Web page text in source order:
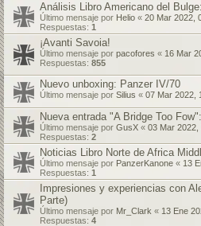
Análisis Libro Americano del
Último mensaje por Helio « 20 Mar 2022,
Respuestas: 1
¡Avanti Savoia!
Último mensaje por pacofores « 16 Mar
Respuestas: 855
Nuevo unboxing: Panzer IV/70
Último mensaje por Silius « 07 Mar 2022,
Nueva entrada "A Bridge Too
Último mensaje por GusX « 03 Mar 2022,
Respuestas: 2
Noticias Libro Norte de Africa
Último mensaje por PanzerKanone « 13
Respuestas: 1
Impresiones y experiencias con
Parte)
Último mensaje por Mr_Clark « 13 Ene
Respuestas: 4